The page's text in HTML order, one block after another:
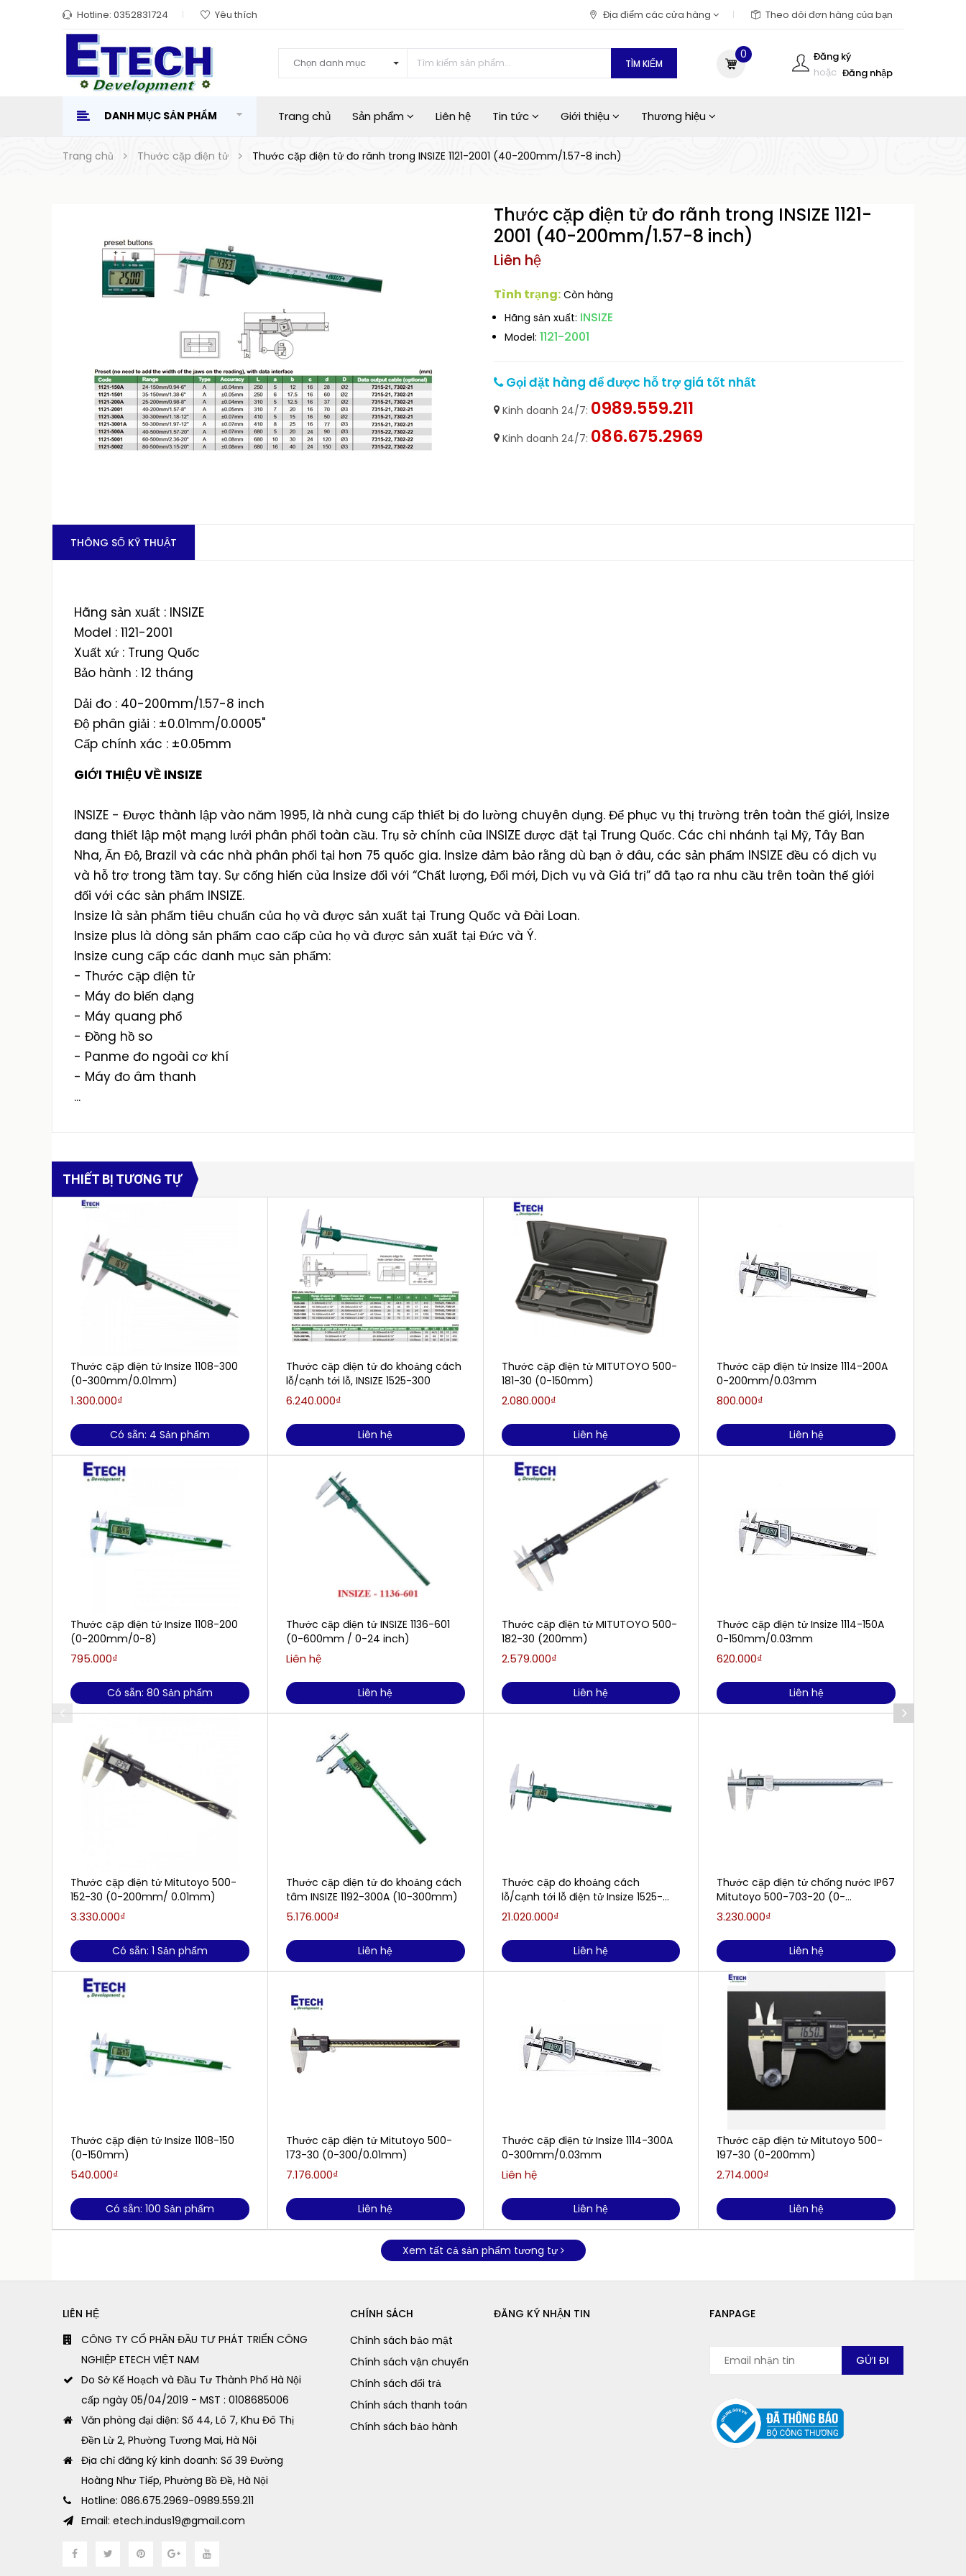
Hotline: 0352831724 Yêu thích Địa điểm các cửa hàng Theo dõi đơn hàng của bạn
Chọn danh mục TÌM KIẾM
Đăng ký
hoặc Đăng nhập
0
DANH MỤC SẢN PHẨM Trang chủ Sản phẩm Liên hệ Tin tức Giới thiệu Thương hiệu
Trang chủ Thước cặp điện tử Thước cặp điện tử đo rãnh trong INSIZE 1121-2001 (40-200mm/1.57-8 inch)
Thước cặp điện tử đo rãnh trong INSIZE 1121-
2001 (40-200mm/1.57-8 inch)
Liên hệ
Tình trạng: Còn hàng
Hãng sản xuất: INSIZE
Model: 1121-2001
Gọi đặt hàng để được hỗ trợ giá tốt nhất
Kinh doanh 24/7: 0989.559.211
Kinh doanh 24/7: 086.675.2969
THÔNG SỐ KỸ THUẬT
Hãng sản xuất : INSIZE
Model : 1121-2001
Xuất xứ : Trung Quốc
Bảo hành : 12 tháng
Dải đo : 40-200mm/1.57-8 inch
Độ phân giải : ±0.01mm/0.0005"
Cấp chính xác : ±0.05mm
GIỚI THIỆU VỀ INSIZE
INSIZE - Được thành lập vào năm 1995, là nhà cung cấp thiết bị đo lường chuyên dụng. Để phục vụ thị trường trên toàn thế giới, Insize
đang thiết lập một mạng lưới phân phối toàn cầu. Trụ sở chính của INSIZE được đặt tại Trung Quốc. Các chi nhánh tại Mỹ, Tây Ban
Nha, Ấn Độ, Brazil và các nhà phân phối tại hơn 75 quốc gia. Insize đảm bảo rằng dù bạn ở đâu, các sản phẩm INSIZE đều có dịch vụ
và hỗ trợ trong tầm tay. Sự cống hiến của Insize đối với “Chất lượng, Đổi mới, Dịch vụ và Giá trị” đã tạo ra nhu cầu trên toàn thế giới
đối với các sản phẩm INSIZE.
Insize là sản phẩm tiêu chuẩn của họ và được sản xuất tại Trung Quốc và Đài Loan.
Insize plus là dòng sản phẩm cao cấp của họ và được sản xuất tại Đức và Ý.
Insize cung cấp các danh mục sản phẩm:
- Thước cặp điện tử
- Máy đo biến dạng
- Máy quang phổ
- Đồng hồ so
- Panme đo ngoài cơ khí
- Máy đo âm thanh
...
THIẾT BỊ TƯƠNG TỰ
Thước cặp điện tử Insize 1108-300
(0-300mm/0.01mm)
1.300.000₫
Có sẵn: 4 Sản phẩm
Thước cặp điện tử Insize 1108-200
(0-200mm/0-8)
795.000₫
Có sẵn: 80 Sản phẩm
Thước cặp điện tử Mitutoyo 500-
152-30 (0-200mm/ 0.01mm)
3.330.000₫
Có sẵn: 1 Sản phẩm
Thước cặp điện tử Insize 1108-150
(0-150mm)
540.000₫
Có sẵn: 100 Sản phẩm
Thước cặp điện tử đo khoảng cách
lỗ/cạnh tới lỗ, INSIZE 1525-300
6.240.000₫
Liên hệ
Thước cặp điện tử INSIZE 1136-601
(0-600mm / 0-24 inch)
Liên hệ
Liên hệ
Thước cặp điện tử đo khoảng cách
tâm INSIZE 1192-300A (10-300mm)
5.176.000₫
Liên hệ
Thước cặp điện tử Mitutoyo 500-
173-30 (0-300/0.01mm)
7.176.000₫
Liên hệ
Thước cặp điện tử MITUTOYO 500-
181-30 (0-150mm)
2.080.000₫
Liên hệ
Thước cặp điện tử MITUTOYO 500-
182-30 (200mm)
2.579.000₫
Liên hệ
Thước cặp đo khoảng cách
lỗ/cạnh tới lỗ điện tử Insize 1525-
1000
21.020.000₫
Liên hệ
Thước cặp điện tử Insize 1114-300A
0-300mm/0.03mm
Liên hệ
Liên hệ
Thước cặp điện tử Insize 1114-200A
0-200mm/0.03mm
800.000₫
Liên hệ
Thước cặp điện tử Insize 1114-150A
0-150mm/0.03mm
620.000₫
Liên hệ
Thước cặp điện tử chống nước IP67
Mitutoyo 500-703-20 (0-
200mm/0.01mm)
3.230.000₫
Liên hệ
Thước cặp điện tử Mitutoyo 500-
197-30 (0-200mm)
2.714.000₫
Liên hệ
Xem tất cả sản phẩm tương tự
LIÊN HỆ
CÔNG TY CỔ PHẦN ĐẦU TƯ PHÁT TRIỂN CÔNG
NGHIỆP ETECH VIỆT NAM
Do Sở Kế Hoạch và Đầu Tư Thành Phố Hà Nội
cấp ngày 05/04/2019 - MST : 0108685006
Văn phòng đại diện: Số 44, Lô 7, Khu Đô Thị
Đền Lừ 2, Phường Tương Mai, Hà Nội
Địa chỉ đăng ký kinh doanh: Số 39 Đường
Hoàng Như Tiếp, Phường Bồ Đề, Hà Nội
Hotline: 086.675.2969-0989.559.211
Email: etech.indus19@gmail.com
CHÍNH SÁCH
Chính sách bảo mật
Chính sách vận chuyển
Chính sách đổi trả
Chính sách thanh toán
Chính sách bảo hành
ĐĂNG KÝ NHẬN TIN FANPAGE